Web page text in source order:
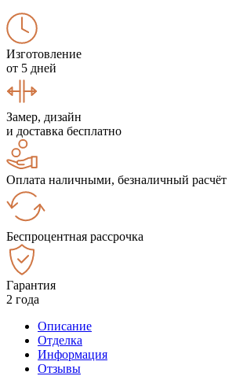
Изготовление
от 5 дней
Замер, дизайн
и доставка бесплатно
Оплата наличными, безналичный расчёт
Беспроцентная рассрочка
Гарантия
2 года
Описание
Отделка
Информация
Отзывы